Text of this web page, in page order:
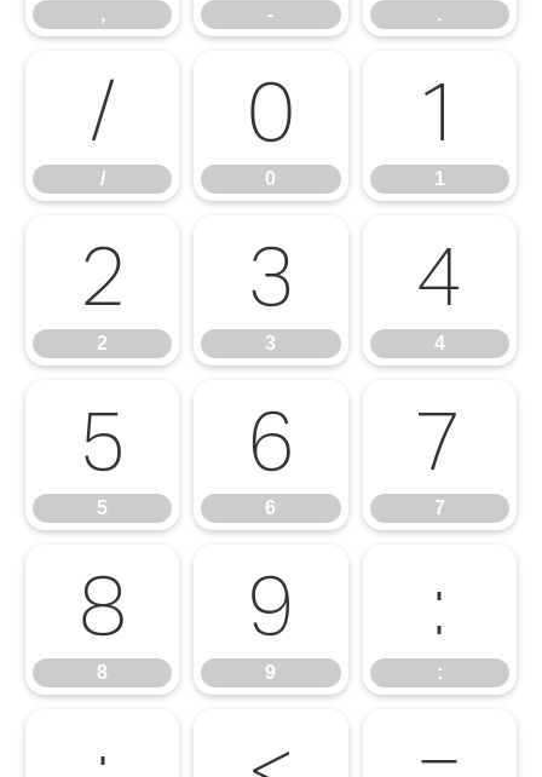
, - .
/
/
0
0
1
1
2
2
3
3
4
4
5
5
6
6
7
7
8
8
9
9
:
: